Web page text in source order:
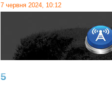
7 червня 2024, 10:12
5